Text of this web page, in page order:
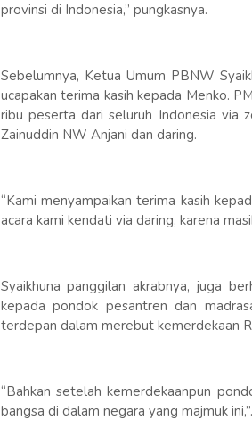
provinsi di Indonesia,” pungkasnya.
Sebelumnya, Ketua Umum PBNW
ucapakan terima kasih kepada Menko.
ribu peserta dari seluruh Indonesia via
Zainuddin NW Anjani dan daring.
“Kami menyampaikan terima kasih
acara kami kendati via daring, karena
Syaikhuna panggilan akrabnya, juga
kepada pondok pesantren dan
terdepan dalam merebut kemerdekaan
“Bahkan setelah kemerdekaanpun
bangsa di dalam negara yang majmuk